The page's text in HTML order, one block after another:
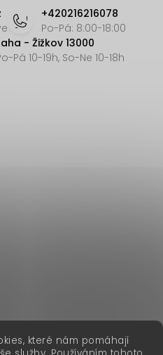
které nám pomáhají
+420216216078
Po-Pá: 8:00-18:00
- Žižkov 13000
10-19h, So-Ne 10-18h